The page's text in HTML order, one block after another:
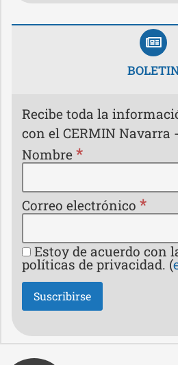
Recibe toda la
con el CERMIN Navarra
Nombre *
Correo electrónico *
Estoy de acuerdo con
políticas de privacidad. (